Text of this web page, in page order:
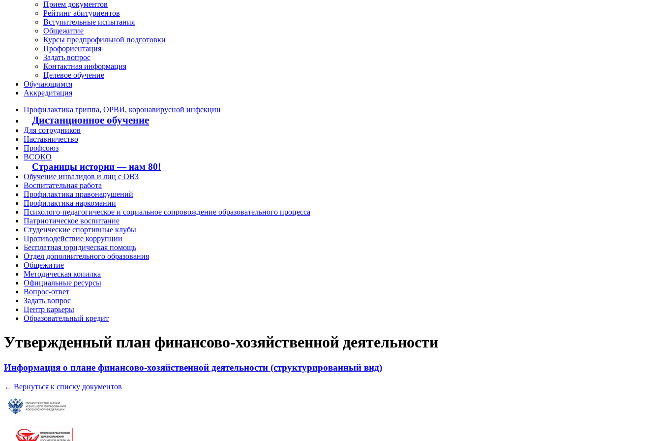
Прием документов
Рейтинг абитуриентов
Вступительные испытания
Общежитие
Курсы предпрофильной подготовки
Профориентация
Задать вопрос
Контактная информация
Целевое обучение
Обучающимся
Аккредитация
Профилактика гриппа, ОРВИ, коронавирусной инфекции
Дистанционное обучение
Для сотрудников
Наставничество
Профсоюз
ВСОКО
Страницы истории — нам 80!
Обучение инвалидов и лиц с ОВЗ
Воспитательная работа
Профилактика правонарушений
Профилактика наркомании
Психолого-педагогическое и социальное сопровождение образовательного процесса
Патриотическое воспитание
Студенческие спортивные клубы
Противодействие коррупции
Бесплатная юридическая помощь
Отдел дополнительного образования
Общежитие
Методическая копилка
Официальные ресурсы
Вопрос-ответ
Задать вопрос
Центр карьеры
Образовательный кредит
Утвержденный план финансово-хозяйственной деятельности
Информация о плане финансово-хозяйственной деятельности (структурированный вид)
← Вернуться к списку документов